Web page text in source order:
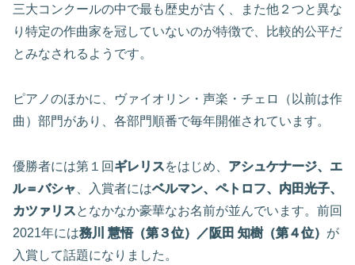
三大コンクールの中で最も歴史が古く、また他２つと異な
り特定の作曲家を冠していないのが特徴で、比較的公平だ
とみなされるようです。
ピアノのほかに、ヴァイオリン・声楽・チェロ（以前は作
曲）部門があり、各部門順番で毎年開催されています。
優勝者には第１回 ギレリスをはじめ、 アシュケナージ、エ
ル＝バシャ 、入賞者にはベルマン、ペトロフ、内田光子、
カツァリスとなかなか豪華なお名前が並んでいます。前回
2021年には務川 慧悟（第３位）／阪田 知樹（第４位） が
入賞して話題になりました。